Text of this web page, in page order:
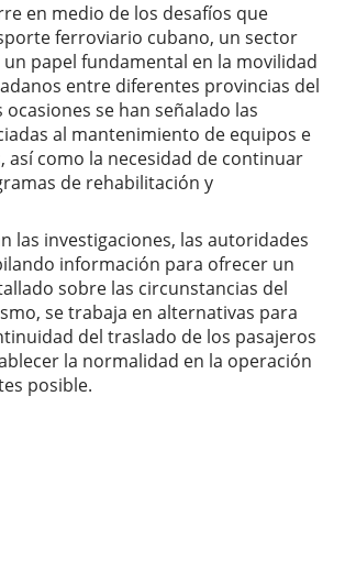
en medio de los desafíos que
ferroviario cubano, un sector
papel fundamental en la movilidad
entre diferentes provincias del
ocasiones se han señalado las
al mantenimiento de equipos e
así como la necesidad de continuar
de rehabilitación y
las investigaciones, las autoridades
información para ofrecer un
sobre las circunstancias del
se trabaja en alternativas para
del traslado de los pasajeros
la normalidad en la operación
posible.